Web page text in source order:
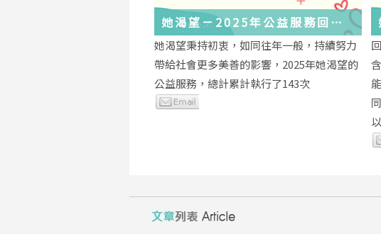
她渴望－2025年公益服務回顧
與感謝
她渴望秉持初衷，如同往年一般，持續努力
帶給社會更多美善的影響，2025年她渴望的
公益服務，總計累計執行了143次